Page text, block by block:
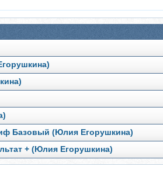
Базовый (Юлия Егорушкина)
+ (Юлия Егорушкина)